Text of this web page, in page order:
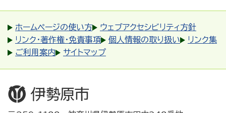
ホームページの使い方
ウェブアクセシビリティ方針
リンク・著作権・免責事項
個人情報の取り扱い
リンク集
ご利用案内
サイトマップ